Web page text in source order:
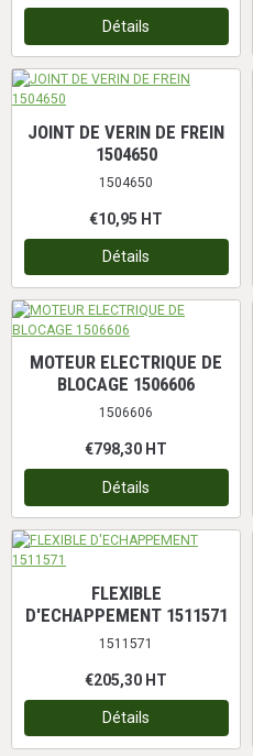
Détails
JOINT DE VERIN DE FREIN
1504650
1504650
€10,95 HT
Détails
MOTEUR ELECTRIQUE DE
BLOCAGE 1506606
1506606
€798,30 HT
Détails
FLEXIBLE
D'ECHAPPEMENT 1511571
1511571
€205,30 HT
Détails